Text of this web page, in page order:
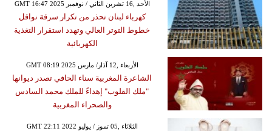
GMT 16:47 2025 الأحد ,16 تشرين الثاني / نوفمبر
كهرباء لبنان تحذر من تكرار سرقة نواقل
خطوط التوتر العالي وتهدد استقرار التغذية
الكهربائية
GMT 08:19 2025 الأربعاء ,12 آذار/ مارس
الشاعرة المغربية سناء الحافي تصدر ديوانها
"ملك القلوب" إهداءً للملك محمد السادس
والصحراء المغربية
GMT 22:11 2022 الثلاثاء ,05 تموز / يوليو